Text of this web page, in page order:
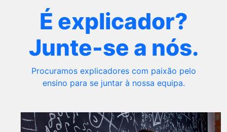
É explicador?
Junte-se a nós.
Procuramos explicadores com paixão pelo
ensino para se juntar à nossa equipa.